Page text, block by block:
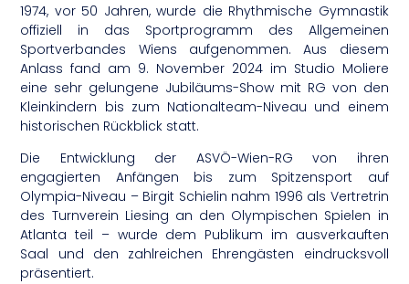
1974, vor 50 Jahren, wurde die Rhythmische Gymnastik
offiziell in das Sportprogramm des Allgemeinen
Sportverbandes Wiens aufgenommen. Aus diesem
Anlass fand am 9. November 2024 im Studio Moliere
eine sehr gelungene Jubiläums-Show mit RG von den
Kleinkindern bis zum Nationalteam-Niveau und einem
historischen Rückblick statt.
Die Entwicklung der ASVÖ-Wien-RG von ihren
engagierten Anfängen bis zum Spitzensport auf
Olympia-Niveau – Birgit Schielin nahm 1996 als Vertretrin
des Turnverein Liesing an den Olympischen Spielen in
Atlanta teil – wurde dem Publikum im ausverkauften
Saal und den zahlreichen Ehrengästen eindrucksvoll
präsentiert.